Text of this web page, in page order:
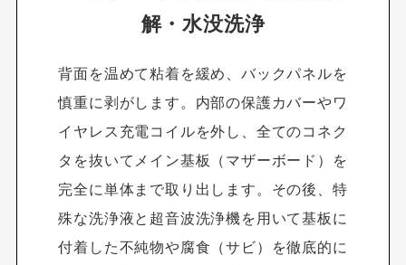
解・水没洗浄
背面を温めて粘着を緩め、バックパネルを
慎重に剥がします。内部の保護カバーやワ
イヤレス充電コイルを外し、全てのコネク
タを抜いてメイン基板（マザーボード）を
完全に単体まで取り出します。その後、特
殊な洗浄液と超音波洗浄機を用いて基板に
付着した不純物や腐食（サビ）を徹底的に